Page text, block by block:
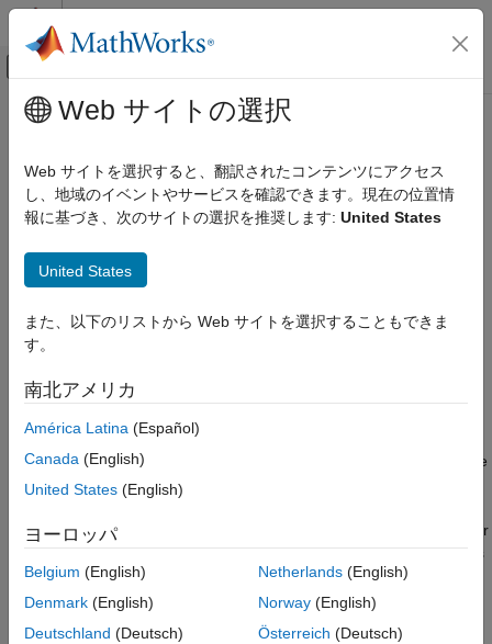
コンテンツへスキップ
オフキャンバス ナビゲーション メ
ドキュメンテーションのホーム
Bioinformatics Toolbox
Microarray Analysis
ON THIS PAGE
Syntax
Input Arguments
See Also
メインコンテンツ
combine
Combine two MetaData objects
= combine(
Description
MetaData objects and returns a new MetaData object. The
combined must be unique. The variable names in the two
MetaData objects can be unique or the same. If a variable name
is common to the two MetaData objects, then the variable
names unique to either of the two MetaData objects occupy their
own column and contain values only for the samples or features
where the variable is present.
Input Arguments
Web サイトの選択
Web サイトを選択すると、翻訳されたコンテンツにアクセス
し、地域のイベントやサービスを確認できます。現在の位置情
報に基づき、次のサイトの選択を推奨します: United States
United States
また、以下のリストから Web サイトを選択することもできま
す。
南北アメリカ
América Latina (Español)
Canada (English)
United States (English)
ヨーロッパ
Belgium (English)
Denmark (English)
Deutschland (Deutsch)
Netherlands(English)
Norway(English)
Österreich (Deutsch)